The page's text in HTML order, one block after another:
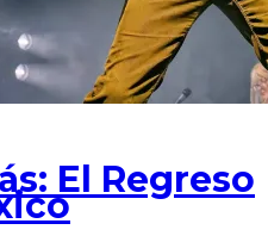
El Regreso